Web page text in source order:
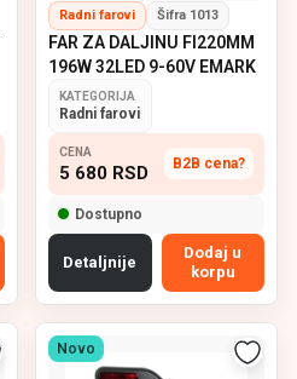
Radni farovi Šifra 1013
FAR ZA DALJINU FI220MM
196W 32LED 9-60V EMARK
KATEGORIJA
Radni farovi
CENA
5 680 RSD B2B cena?
Dostupno
Detaljnije
Dodaj u
korpu
Novo